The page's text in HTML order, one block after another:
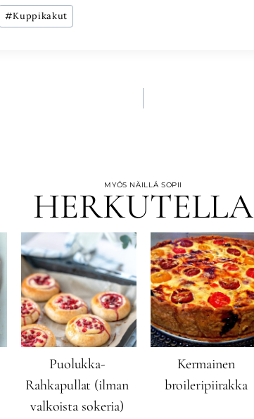
#Kuppikakut
MYÖS NÄILLÄ SOPII
HERKUTELLA
Puolukka-
Rahkapullat (ilman
valkoista sokeria)
Kermainen
broileripiirakka